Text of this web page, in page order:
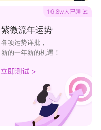
蓄的方式来表达自己
，好在他们虽然冲
所做的事情，全都是
爱情走上坡路，只要
们想要的的目标，他
紫微流年运势
各项运势详批，
新的一年新的机遇！